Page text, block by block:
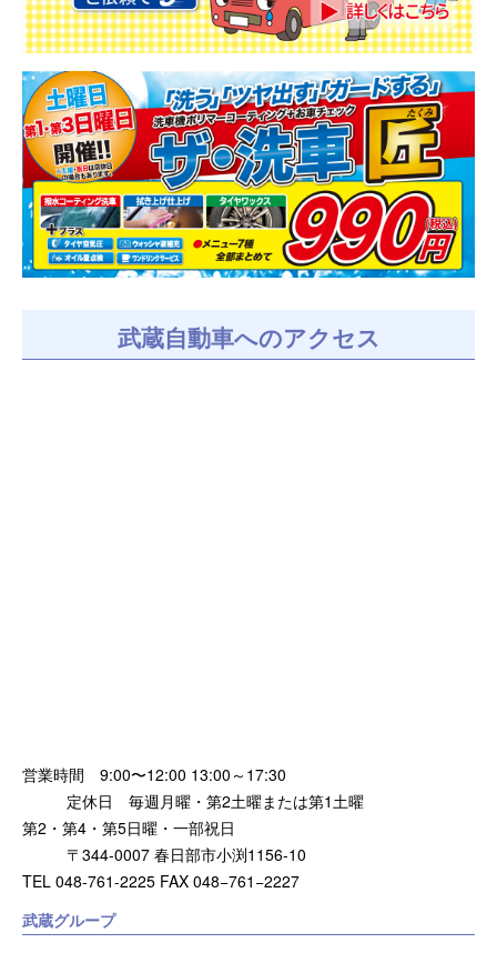
武蔵自動車へのアクセス
営業時間 9:00〜12:00 13:00～17:30
定休日 毎週月曜・第2土曜または第1土曜
第2・第4・第5日曜・一部祝日
〒344-0007 春日部市小渕1156-10
TEL 048-761-2225 FAX 048−761−2227
武蔵グループ